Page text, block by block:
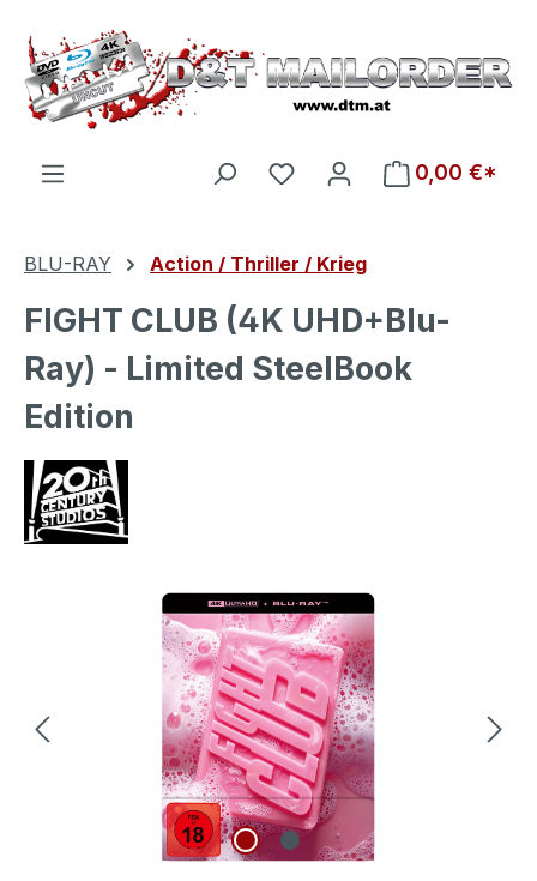
Zum Hauptinhalt springen
Du hast 0 Produkte auf
0,00 €*
BLU-RAY Action / Thriller / Krieg
FIGHT CLUB (4K UHD+Blu-
Ray) - Limited SteelBook
Edition
Bildergalerie überspringen